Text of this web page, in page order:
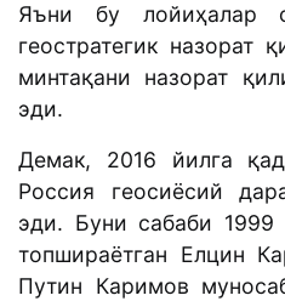
Яъни бу лойиҳалар
геостратегик назорат
минтақани назорат
эди.
Демак, 2016 йилга
Россия геосиёсий
эди. Буни сабаби
топшираётган Елцин
Путин Каримов